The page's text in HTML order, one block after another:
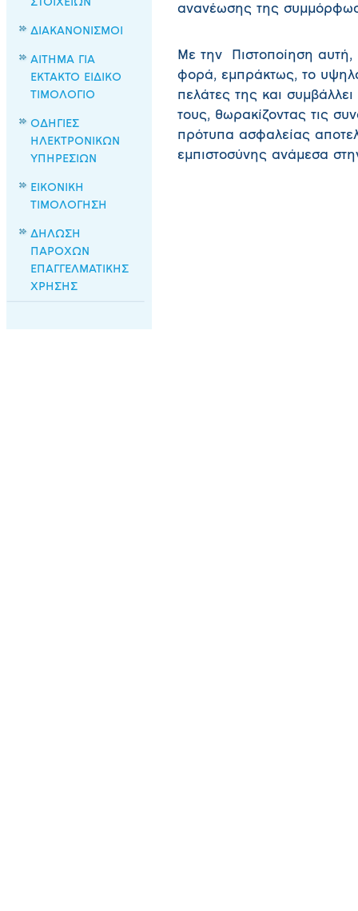
ΣΤΟΙΧΕΙΩΝ
ΔΙΑΚΑΝΟΝΙΣΜΟΙ
ΑΙΤΗΜΑ ΓΙΑ
ΕΚΤΑΚΤΟ ΕΙΔΙΚΟ
ΤΙΜΟΛΟΓΙΟ
ΟΔΗΓΙΕΣ
ΗΛΕΚΤΡΟΝΙΚΩΝ
ΥΠΗΡΕΣΙΩΝ
ΕΙΚΟΝΙΚΗ
ΤΙΜΟΛΟΓΗΣΗ
ΔΗΛΩΣΗ
ΠΑΡΟΧΩΝ
ΕΠΑΓΓΕΛΜΑΤΙΚΗΣ
ΧΡΗΣΗΣ
ανανέωσης της
Με την Πιστοποίηση
φορά, εμπράκτως, το
πελάτες της και
τους, θωρακίζοντας τις
πρότυπα ασφαλείας
εμπιστοσύνης ανάμεσα